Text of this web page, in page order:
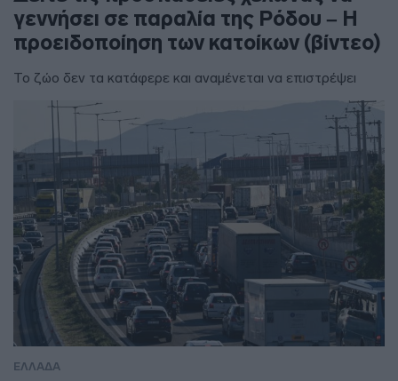
γεννήσει σε παραλία της Ρόδου – Η
προειδοποίηση των κατοίκων (βίντεο)
Το ζώο δεν τα κατάφερε και αναμένεται να επιστρέψει
ΕΛΛΑΔΑ